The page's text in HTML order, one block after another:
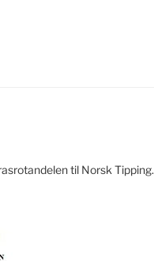
til Norsk Tipping.